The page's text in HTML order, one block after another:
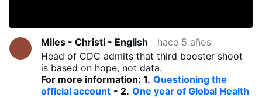
Miles - Christi - English
hace 5 años
Head of CDC admits that third booster shoot
is based on hope, not data.
For more information: 1. Questioning the
official account - 2. One year of Global Health